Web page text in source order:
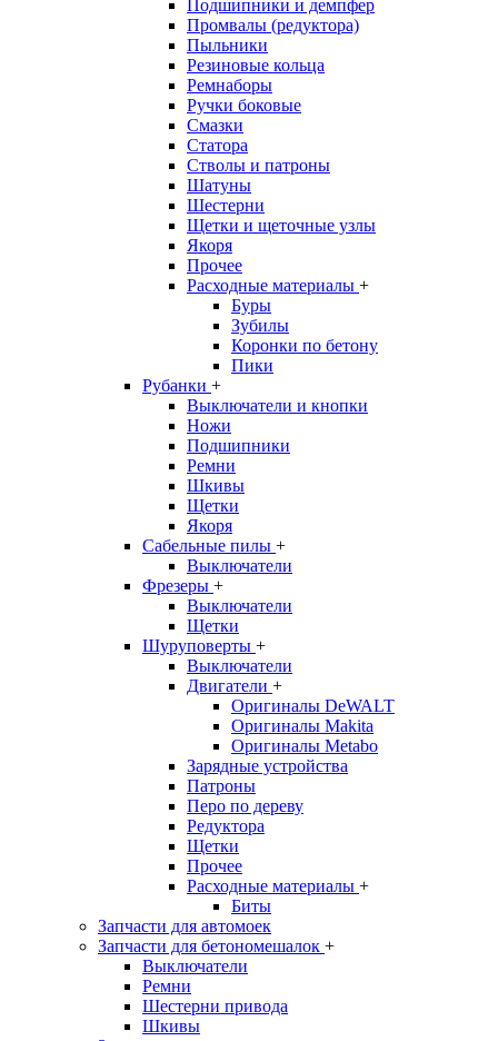
Подшипники и демпфер
Промвалы (редуктора)
Пыльники
Резиновые кольца
Ремнаборы
Ручки боковые
Смазки
Статора
Стволы и патроны
Шатуны
Шестерни
Щетки и щеточные узлы
Якоря
Прочее
Расходные материалы +
Буры
Зубилы
Коронки по бетону
Пики
Рубанки +
Выключатели и кнопки
Ножи
Подшипники
Ремни
Шкивы
Щетки
Якоря
Сабельные пилы +
Выключатели
Фрезеры +
Выключатели
Щетки
Шуруповерты +
Выключатели
Двигатели +
Оригиналы DeWALT
Оригиналы Makita
Оригиналы Metabo
Зарядные устройства
Патроны
Перо по дереву
Редуктора
Щетки
Прочее
Расходные материалы +
Биты
Запчасти для автомоек
Запчасти для бетономешалок +
Выключатели
Ремни
Шестерни привода
Шкивы